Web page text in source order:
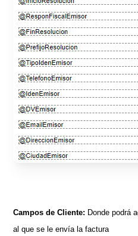
Campos de Cliente: Donde podrá
al que se le envía la factura